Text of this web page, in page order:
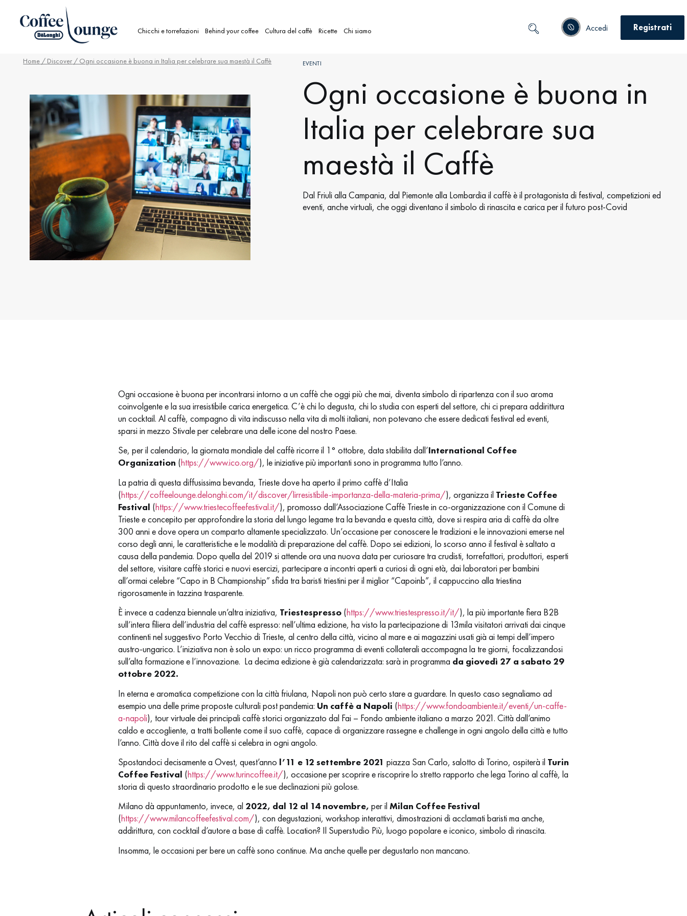
Chicchi e torrefazioni Behind your coffee Cultura del caffè Ricette Chi siamo Accedi Registrati
Home / Discover / Ogni occasione è buona in Italia per celebrare sua maestà il Caffè EVENTI
Ogni occasione è buona in
Italia per celebrare sua
maestà il Caffè
Dal Friuli alla Campania, dal Piemonte alla Lombardia il caffè è il protagonista di festival, competizioni ed
eventi, anche virtuali, che oggi diventano il simbolo di rinascita e carica per il futuro post-Covid
Ogni occasione è buona per incontrarsi intorno a un caffè che oggi più che mai, diventa simbolo di ripartenza con il suo aroma
coinvolgente e la sua irresistibile carica energetica. C’è chi lo degusta, chi lo studia con esperti del settore, chi ci prepara addirittura
un cocktail. Al caffè, compagno di vita indiscusso nella vita di molti italiani, non potevano che essere dedicati festival ed eventi,
sparsi in mezzo Stivale per celebrare una delle icone del nostro Paese.
Se, per il calendario, la giornata mondiale del caffè ricorre il 1° ottobre, data stabilita dall’International Coffee
Organization (https://www.ico.org/), le iniziative più importanti sono in programma tutto l’anno.
La patria di questa diffusissima bevanda, Trieste dove ha aperto il primo caffè d’Italia
(https://coffeelounge.delonghi.com/it/discover/lirresistibile-importanza-della-materia-prima/), organizza il Trieste Coffee
Festival (https://www.triestecoffeefestival.it/), promosso dall’Associazione Caffè Trieste in co-organizzazione con il Comune di
Trieste e concepito per approfondire la storia del lungo legame tra la bevanda e questa città, dove si respira aria di caffè da oltre
300 anni e dove opera un comparto altamente specializzato. Un’occasione per conoscere le tradizioni e le innovazioni emerse nel
corso degli anni, le caratteristiche e le modalità di preparazione del caffè. Dopo sei edizioni, lo scorso anno il festival è saltato a
causa della pandemia. Dopo quella del 2019 si attende ora una nuova data per curiosare tra crudisti, torrefattori, produttori, esperti
del settore, visitare caffè storici e nuovi esercizi, partecipare a incontri aperti a curiosi di ogni età, dai laboratori per bambini
all’ormai celebre “Capo in B Championship” sfida tra baristi triestini per il miglior “Capoinb”, il cappuccino alla triestina
rigorosamente in tazzina trasparente.
È invece a cadenza biennale un’altra iniziativa, Triestespresso (https://www.triestespresso.it/it/), la più importante fiera B2B
sull’intera filiera dell’industria del caffè espresso: nell’ultima edizione, ha visto la partecipazione di 13mila visitatori arrivati dai cinque
continenti nel suggestivo Porto Vecchio di Trieste, al centro della città, vicino al mare e ai magazzini usati già ai tempi dell’impero
austro-ungarico. L’iniziativa non è solo un expo: un ricco programma di eventi collaterali accompagna la tre giorni, focalizzandosi
sull’alta formazione e l’innovazione. La decima edizione è già calendarizzata: sarà in programma da giovedì 27 a sabato 29
ottobre 2022.
In eterna e aromatica competizione con la città friulana, Napoli non può certo stare a guardare. In questo caso segnaliamo ad
esempio una delle prime proposte culturali post pandemia: Un caffè a Napoli (https://www.fondoambiente.it/eventi/un-caffe-
a-napoli), tour virtuale dei principali caffè storici organizzato dal Fai – Fondo ambiente italiano a marzo 2021. Città dall’animo
caldo e accogliente, a tratti bollente come il suo caffè, capace di organizzare rassegne e challenge in ogni angolo della città e tutto
l’anno. Città dove il rito del caffè si celebra in ogni angolo.
Spostandoci decisamente a Ovest, quest’anno l’11 e 12 settembre 2021 piazza San Carlo, salotto di Torino, ospiterà il Turin
Coffee Festival (https://www.turincoffee.it/), occasione per scoprire e riscoprire lo stretto rapporto che lega Torino al caffè, la
storia di questo straordinario prodotto e le sue declinazioni più golose.
Milano dà appuntamento, invece, al 2022, dal 12 al 14 novembre, per il Milan Coffee Festival
(https://www.milancoffeefestival.com/), con degustazioni, workshop interattivi, dimostrazioni di acclamati baristi ma anche,
addirittura, con cocktail d’autore a base di caffè. Location? Il Superstudio Più, luogo popolare e iconico, simbolo di rinascita.
Insomma, le occasioni per bere un caffè sono continue. Ma anche quelle per degustarlo non mancano.